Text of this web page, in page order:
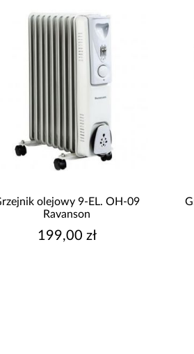
olejowy 9-EL. OH-09
Ravanson
199,00 zł